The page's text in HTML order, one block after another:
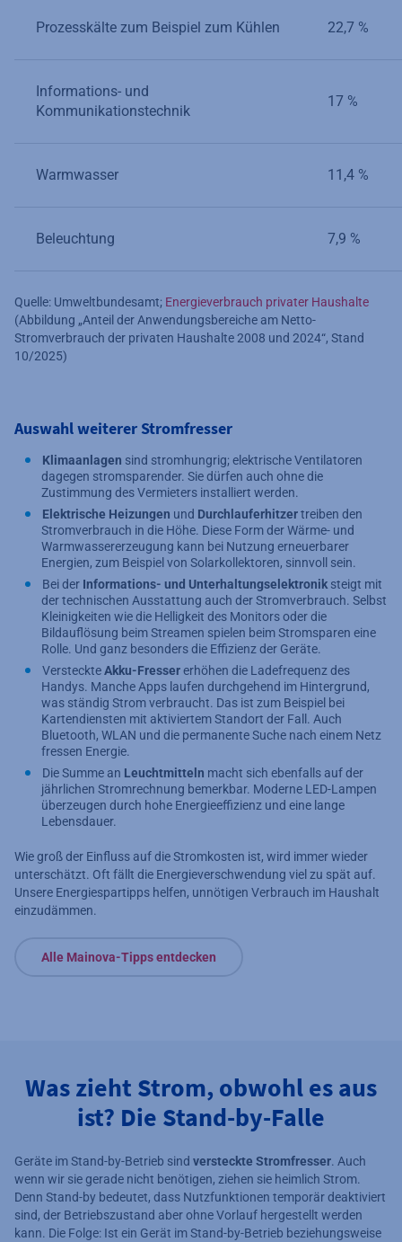
Prozesskälte zum Beispiel zum Kühlen 22,7 %
Informations- und
Kommunikationstechnik
17 %
Warmwasser 11,4 %
Beleuchtung 7,9 %
Quelle: Umweltbundesamt; Energieverbrauch privater Haushalte
(Abbildung „Anteil der Anwendungsbereiche am Netto-
Stromverbrauch der privaten Haushalte 2008 und 2024“, Stand
10/2025)
Auswahl weiterer Stromfresser
Klimaanlagen sind stromhungrig; elektrische Ventilatoren
dagegen stromsparender. Sie dürfen auch ohne die
Zustimmung des Vermieters installiert werden.
Elektrische Heizungen und Durchlauferhitzertreiben den
Stromverbrauch in die Höhe. Diese Form der Wärme- und
Warmwassererzeugung kann bei Nutzung erneuerbarer
Energien, zum Beispiel von Solarkollektoren, sinnvoll sein.
Bei der Informations- und Unterhaltungselektronik steigt mit
der technischen Ausstattung auch der Stromverbrauch. Selbst
Kleinigkeiten wie die Helligkeit des Monitors oder die
Bildauflösung beim Streamen spielen beim Stromsparen eine
Rolle. Und ganz besonders die Effizienz der Geräte.
VersteckteAkku-Fressererhöhen die Ladefrequenz des
Handys. Manche Apps laufen durchgehend im Hintergrund,
was ständig Strom verbraucht. Das ist zum Beispiel bei
Kartendiensten mit aktiviertem Standort der Fall. Auch
Bluetooth, WLAN und die permanente Suche nach einem Netz
fressen Energie.
Die Summe an Leuchtmitteln macht sich ebenfalls auf der
jährlichen Stromrechnung bemerkbar. Moderne LED-Lampen
überzeugen durch hohe Energieeffizienz und eine lange
Lebensdauer.
Wie groß der Einfluss auf die Stromkosten ist, wird immer wieder
unterschätzt. Oft fällt die Energieverschwendung viel zu spät auf.
Unsere Energiespartipps helfen, unnötigen Verbrauch im Haushalt
einzudämmen.
Alle Mainova-Tipps entdecken
Was zieht Strom, obwohl es aus
ist? Die Stand-by-Falle
Geräte im Stand-by-Betrieb sind versteckte Stromfresser. Auch
wenn wir sie gerade nicht benötigen, ziehen sie heimlich Strom.
Denn Stand-by bedeutet, dass Nutzfunktionen temporär deaktiviert
sind, der Betriebszustand aber ohne Vorlauf hergestellt werden
kann. Die Folge: Ist ein Gerät im Stand-by-Betrieb beziehungsweise